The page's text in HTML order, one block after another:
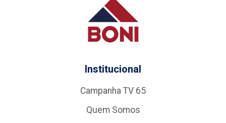
Institucional
Campanha TV 65
Quem Somos